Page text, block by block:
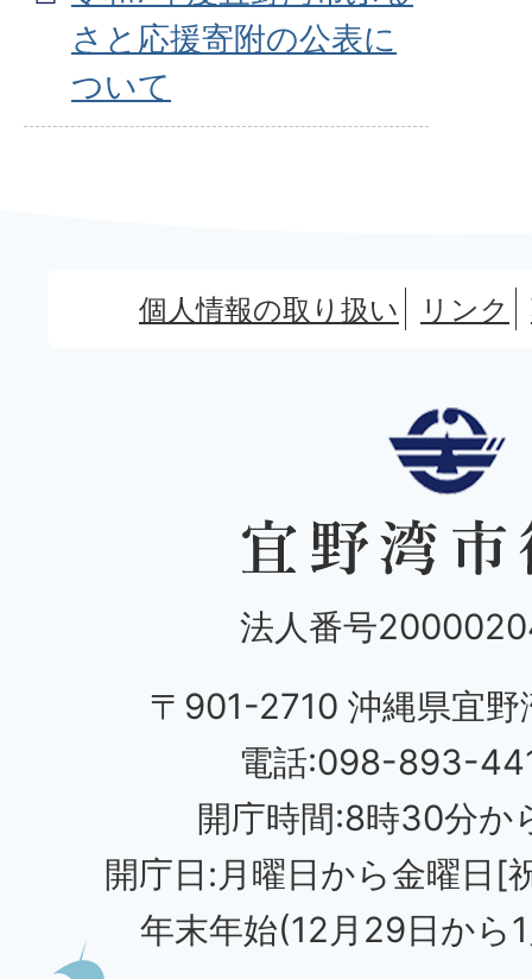
さと応援寄附の公表に
ついて
個人情報の取り扱い リンク
法人番号
〒901-2710 沖縄県宜野
電話:098-893-
開庁時間:8時30分か
開庁日:月曜日から金曜日[
年末年始(12月29日から